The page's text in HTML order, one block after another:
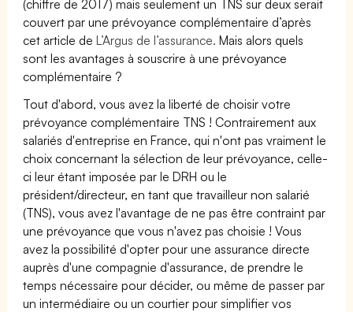
(chiffre de 2017) mais seulement un TNS sur deux serait
couvert par une prévoyance complémentaire d’après
cet article deL’Argus de l’assurance. Mais alors quels
sont les avantages à souscrire à une prévoyance
complémentaire ?
Tout d'abord, vous avez la liberté de choisir votre
prévoyance complémentaire TNS ! Contrairement aux
salariés d'entreprise en France, qui n'ont pas vraiment le
choix concernant la sélection de leur prévoyance, celle-
ci leur étant imposée par le DRH ou le
président/directeur, en tant que travailleur non salarié
(TNS), vous avez l'avantage de ne pas être contraint par
une prévoyance que vous n'avez pas choisie ! Vous
avez la possibilité d'opter pour une assurance directe
auprès d'une compagnie d'assurance, de prendre le
temps nécessaire pour décider, ou même de passer par
un intermédiaire ou un courtier pour simplifier vos